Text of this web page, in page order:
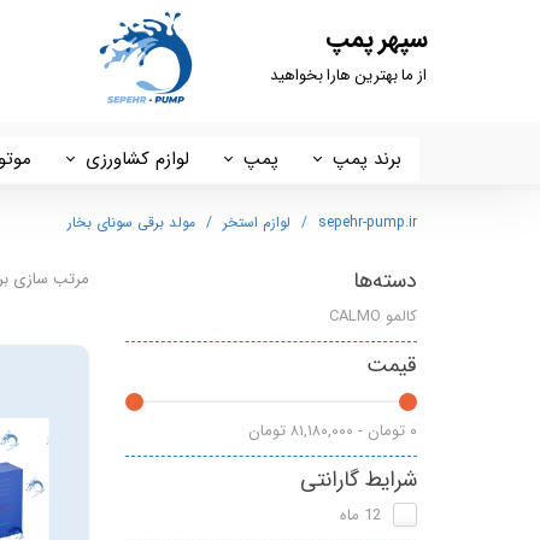
سپهر پمپ
از ما بهترین هارا بخواهید
برند پمپ
داب DAB
سیستما SISTEMA
تایفو
آبکو ABCO
گرین GREEN
شیمجه
پمپ
پمپ خانگی
لوازم کشاورزی
کفکش ، لجنکش و شناور
پوتر
sepehr-pump.ir لوازم استخر مولد برقی سونای بخار
دسته‌ها
کالمو CALMO
قیمت
۰ تومان - ۸۱,۱۸۰,۰۰۰ تومان
شرایط گارانتی
12 ماه
مرتب سازی